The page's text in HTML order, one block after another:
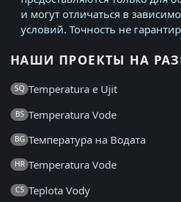
и могут отличаться в
условий. Точность не
НАШИ ПРОЕКТЫ НА
SQ Temperatura e Ujit
BS Temperatura Vode
BG Температура на Водата
HR Temperatura Vode
CS Teplota Vody